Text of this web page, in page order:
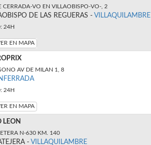
CERRADA-VO EN VILLAOBISPO-VO-, 2
DE LAS REGUERAS - VILLAQUILAMBRE
24H
EN MAPA
AV DE MILAN 1, 8
24H
EN MAPA
LEON
N-630 KM. 140
- VILLAQUILAMBRE